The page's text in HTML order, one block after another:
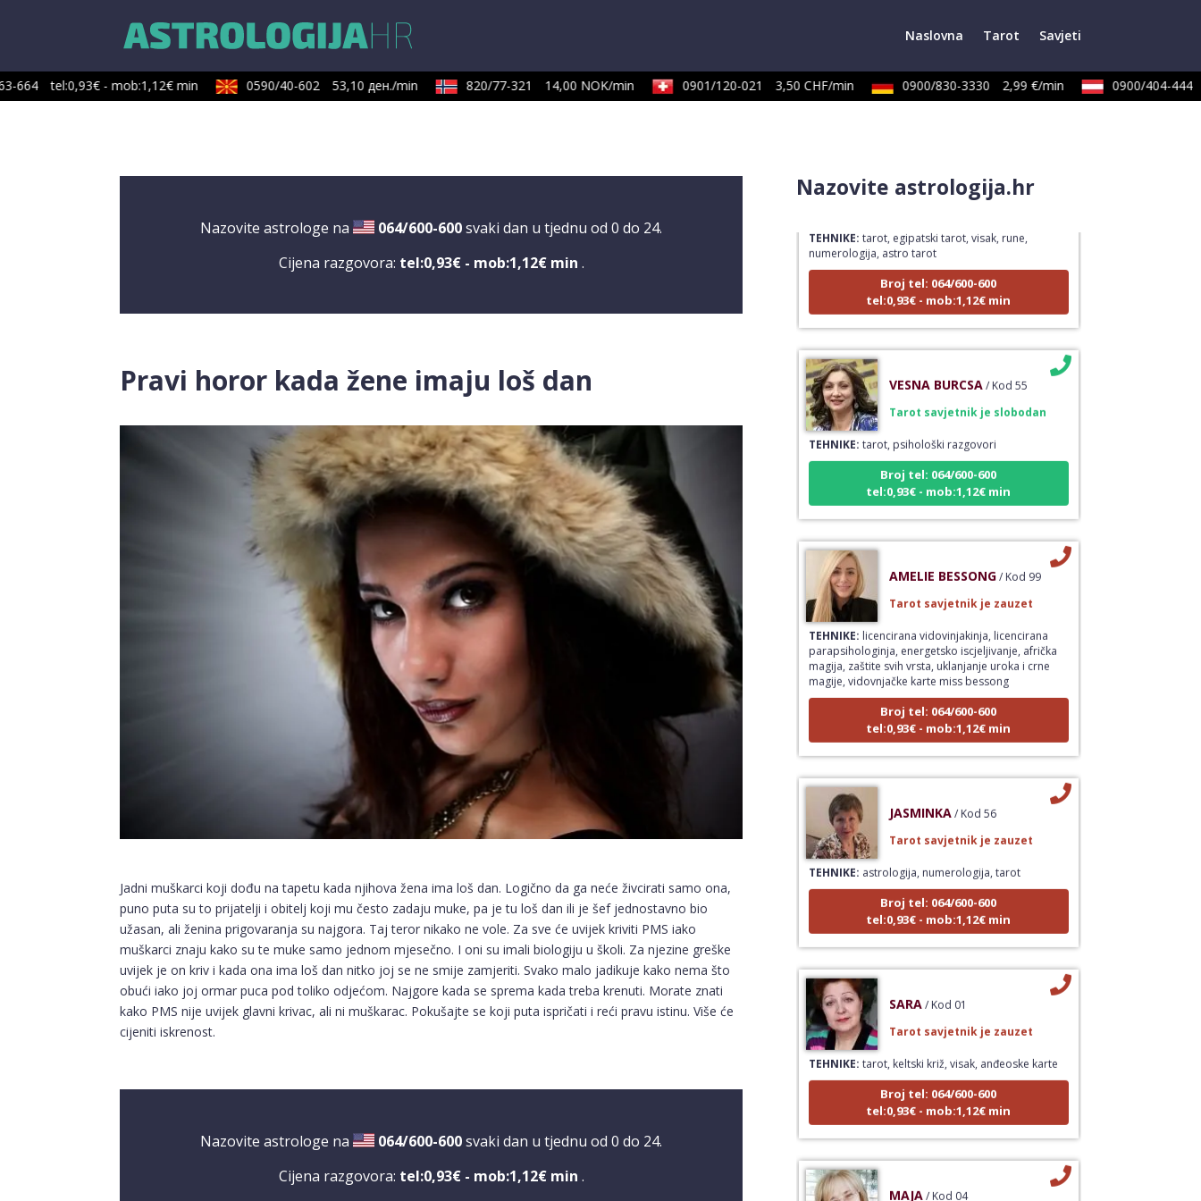
Naslovna Tarot Savjeti
664 tel:0,93€ - mob:1,12€ min 0590/40-602 53,10 ден./min 820/77-321 14,00 NOK/min 0901/120-021 3,50 CHF/min 0900/830-3330 2,99 €/min 0900/404-444
Nazovite astrologe na 064/600-600 svaki dan u tjednu od 0 do 24.
Cijena razgovora: tel:0,93€ - mob:1,12€ min .
Pravi horor kada žene imaju loš dan
Jadni muškarci koji dođu na tapetu kada njihova žena ima loš dan. Logično da ga neće živcirati samo ona,
puno puta su to prijatelji i obitelj koji mu često zadaju muke, pa je tu loš dan ili je šef jednostavno bio
užasan, ali ženina prigovaranja su najgora. Taj teror nikako ne vole. Za sve će uvijek kriviti PMS iako
muškarci znaju kako su te muke samo jednom mjesečno. I oni su imali biologiju u školi. Za njezine greške
uvijek je on kriv i kada ona ima loš dan nitko joj se ne smije zamjeriti. Svako malo jadikuje kako nema što
obući iako joj ormar puca pod toliko odjećom. Najgore kada se sprema kada treba krenuti. Morate znati
kako PMS nije uvijek glavni krivac, ali ni muškarac. Pokušajte se koji puta ispričati i reći pravu istinu. Više će
cijeniti iskrenost.
Nazovite astrologe na 064/600-600 svaki dan u tjednu od 0 do 24.
Cijena razgovora: tel:0,93€ - mob:1,12€ min .
Nazovite astrologija.hr
Tarot savjetnik je zauzet
numerologija, astro tarot
Broj tel: 064/600-600
tel:0,93€ - mob:1,12€ min
TEHNIKE:tarot, psihološki razgovori
Broj tel: 064/600-600
tel:0,93€ - mob:1,12€ min
TEHNIKE:licencirana vidovinjakinja, licencirana
parapsihologinja, energetsko iscjeljivanje, afrička
magija, zaštite svih vrsta, uklanjanje uroka i crne
magije, vidovnjačke karte miss bessong
Broj tel: 064/600-600
tel:0,93€ - mob:1,12€ min
TEHNIKE:astrologija, numerologija, tarot
Broj tel: 064/600-600
tel:0,93€ - mob:1,12€ min
TEHNIKE:tarot, keltski križ, visak, anđeoske karte
Broj tel: 064/600-600
tel:0,93€ - mob:1,12€ min